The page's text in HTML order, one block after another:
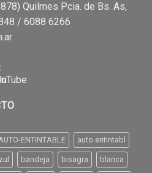
Quilmes Pcia. de Bs. As,
/ 6088 6266
ENTINTABLE auto entintabl
bandeja bisagra blanca